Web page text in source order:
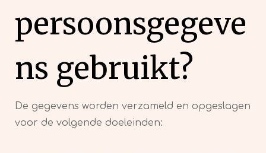
persoonsgegeve
ns gebruikt?
De gegevens worden verzameld en opgeslagen
voor de volgende doeleinden: